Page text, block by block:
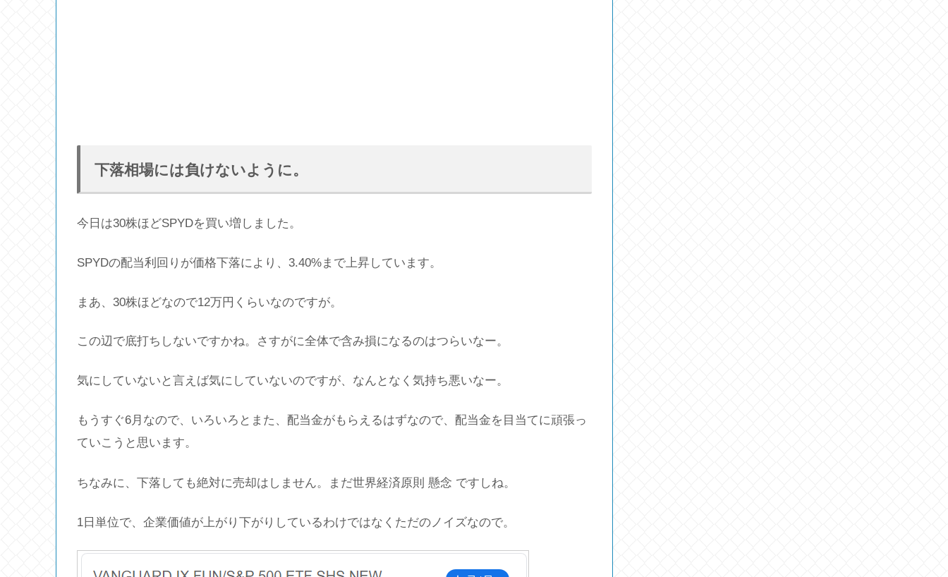
下落相場には負けないように。
今日は30株ほどSPYDを買い増しました。
SPYDの配当利回りが価格下落により、3.40%まで上昇しています。
まあ、30株ほどなので12万円くらいなのですが。
この辺で底打ちしないですかね。さすがに全体で含み損になるのはつらいなー。
気にしていないと言えば気にしていないのですが、なんとなく気持ち悪いなー。
もうすぐ6月なので、いろいろとまた、配当金がもらえるはずなので、配当金を目当てに頑張っ
ていこうと思います。
ちなみに、下落しても絶対に売却はしません。まだ世界経済原則 懸念 ですしね。
1日単位で、企業価値が上がり下がりしているわけではなくただのノイズなので。